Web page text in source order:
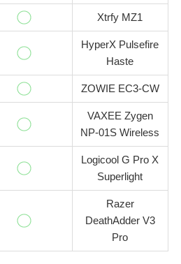
Xtrfy MZ1
HyperX Pulsefire
Haste
ZOWIE EC3-CW
VAXEE Zygen
NP-01S Wireless
Logicool G Pro X
Superlight
Razer
DeathAdder V3
Pro